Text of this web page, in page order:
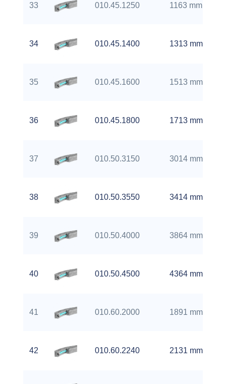
33 010.45.1250 1163 mm
34 010.45.1400 1313 mm
35 010.45.1600 1513 mm
36 010.45.1800 1713 mm
37 010.50.3150 3014 mm
38 010.50.3550 3414 mm
39 010.50.4000 3864 mm
40 010.50.4500 4364 mm
41 010.60.2000 1891 mm
42 010.60.2240 2131 mm